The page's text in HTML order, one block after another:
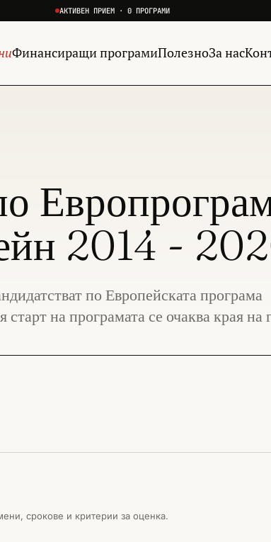
АКТИВЕН ПРИЕМ · 0 ПРОГРАМИ
Финансиращи програмиПолезноЗа нас
2014 -
по Европейската програма
на програмата се очаква края на
срокове и критерии за оценка.